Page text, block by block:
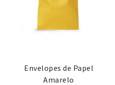
Envelopes de Papel
Amarelo